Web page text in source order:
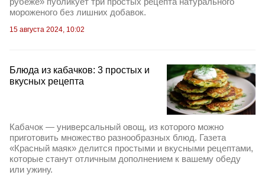
мороженого без лишних добавок.
15 августа 2024, 10:02
Блюда из кабачков: 3 простых и
вкусных рецепта
Кабачок — универсальный овощ, из которого можно
приготовить множество разнообразных блюд. Газета
«Красный маяк» делится простыми и вкусными рецептами,
которые станут отличным дополнением к вашему обеду
или ужину.